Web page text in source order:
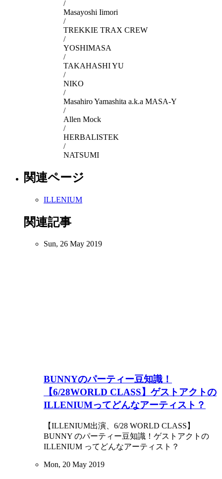
/
Masayoshi Iimori
/
TREKKIE TRAX CREW
/
YOSHIMASA
/
TAKAHASHI YU
/
NIKO
/
Masahiro Yamashita a.k.a MASA-Y
/
Allen Mock
/
HERBALISTEK
/
NATSUMI
関連ページ
ILLENIUM
関連記事
Sun, 26 May 2019
BUNNYのパーティー豆知識！
【6/28WORLD CLASS】ゲストアクトの
ILLENIUMってどんなアーティスト？
【ILLENIUM出演、6/28 WORLD CLASS】
BUNNY のパーティー豆知識！ゲストアクトの
ILLENIUM ってどんなアーティスト？
Mon, 20 May 2019